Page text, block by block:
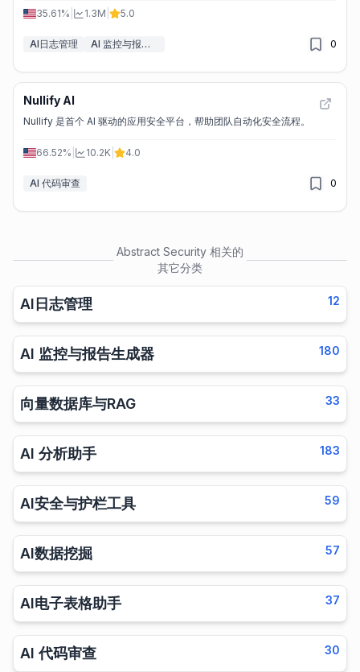
35.61%
1.3M 5.0
AI日志管理 AI 监控与报告生成器 0
Nullify AI
Nullify 是首个 AI 驱动的应用安全平台，帮助团队自动化安全流程。
66.52% 10.2K 4.0
AI 代码审查 0
Abstract Security 相关的
其它分类
AI日志管理 12
AI 监控与报告生成器 180
向量数据库与RAG 33
AI 分析助手 183
AI安全与护栏工具 59
AI数据挖掘 57
AI电子表格助手 37
AI 代码审查 30